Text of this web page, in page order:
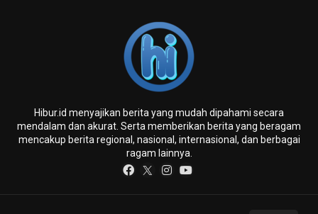
Hibur.id menyajikan berita yang mudah dipahami secara
mendalam dan akurat. Serta memberikan berita yang beragam
mencakup berita regional, nasional, internasional, dan berbagai
ragam lainnya.